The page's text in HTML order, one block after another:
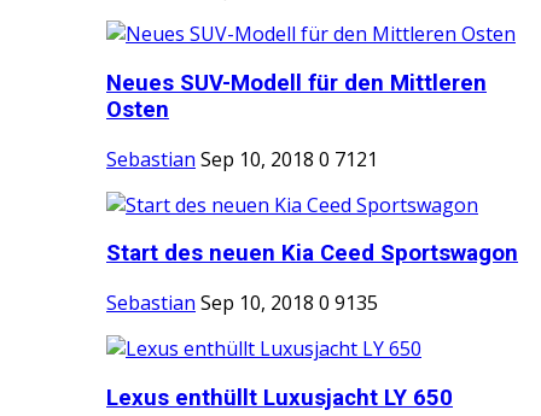
Neues SUV-Modell für den Mittleren
Osten
Sebastian Sep 10, 2018 0 7121
Start des neuen Kia Ceed Sportswagon
Sebastian Sep 10, 2018 0 9135
Lexus enthüllt Luxusjacht LY 650